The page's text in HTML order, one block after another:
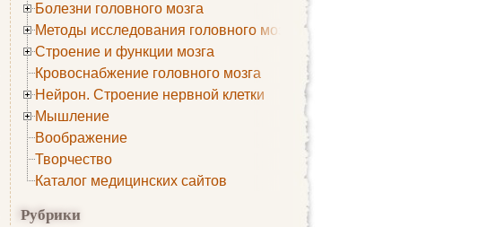
Болезни головного мозга
Методы исследования головного мозга
Строение и функции мозга
Кровоснабжение головного мозга
Нейрон. Строение нервной клетки
Мышление
Воображение
Творчество
Каталог медицинских сайтов
Рубрики